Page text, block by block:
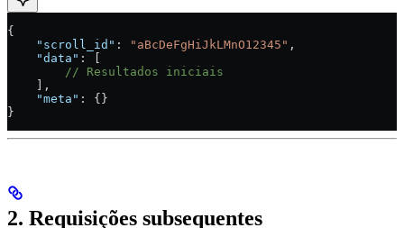
{
    "scroll_id"
: "aBcDeFgHiJkLMnO12345" ,
    "data"
: [
        // Resultados iniciais
    ],
    "meta"
: {}
}
2. Requisições subsequentes